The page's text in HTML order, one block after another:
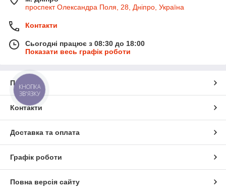
проспект Олександра Поля, 28, Дніпро, Україна
Контакти
Сьогодні працює з 08:30 до 18:00
Показати весь графік роботи
Про нас
Контакти
Доставка та оплата
Графік роботи
Повна версія сайту
КНОПКА
ЗВ'ЯЗКУ